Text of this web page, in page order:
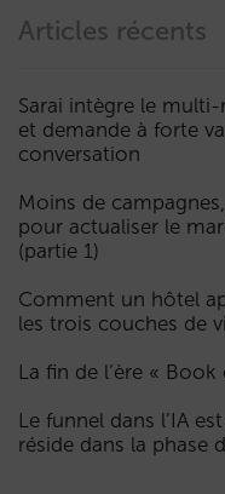
Articles récents
Sarai intègre le
et demande à forte
conversation
Moins de
pour actualiser le
(partie 1)
Comment un hôtel
les trois couches de
La fin de l’ère «
Le funnel dans l’IA
réside dans la phase